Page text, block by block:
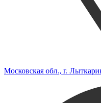
Московская обл., г.